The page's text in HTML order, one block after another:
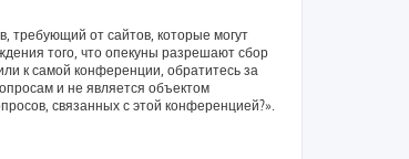
требующий от сайтов, которые могут
того, что опекуны разрешают сбор
к самой конференции, обратитесь за
и не является объектом
связанных с этой конференцией?».